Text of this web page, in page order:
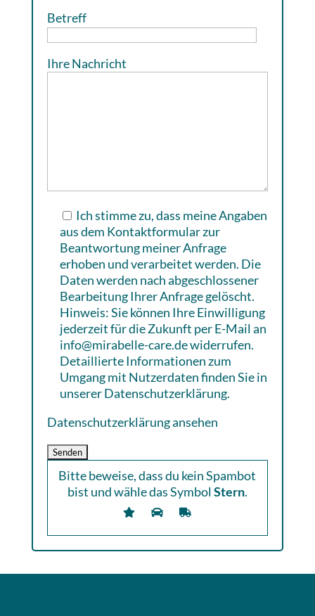
Betreff
Ihre Nachricht
Ich stimme zu, dass meine Angaben
aus dem Kontaktformular zur
Beantwortung meiner Anfrage
erhoben und verarbeitet werden. Die
Daten werden nach abgeschlossener
Bearbeitung Ihrer Anfrage gelöscht.
Hinweis: Sie können Ihre Einwilligung
jederzeit für die Zukunft per E-Mail an
info@mirabelle-care.de widerrufen.
Detaillierte Informationen zum
Umgang mit Nutzerdaten finden Sie in
unserer Datenschutzerklärung.
Datenschutzerklärung ansehen
Bitte beweise, dass du kein Spambot
bist und wähle das SymbolStern.